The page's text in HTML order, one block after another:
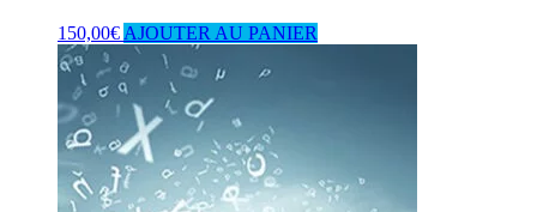
150,00€ AJOUTER AU PANIER